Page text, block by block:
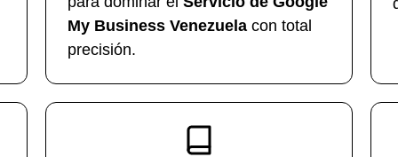
My Business Venezuela con total
precisión.